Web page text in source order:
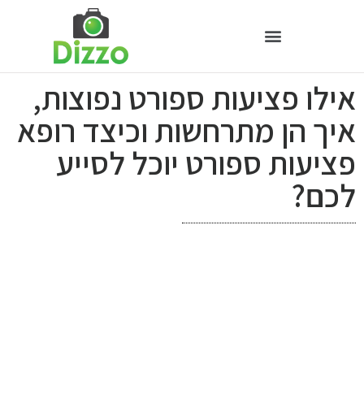
אילו פציעות ספורט נפוצות,
איך הן מתרחשות וכיצד רופא
פציעות ספורט יוכל לסייע
לכם?